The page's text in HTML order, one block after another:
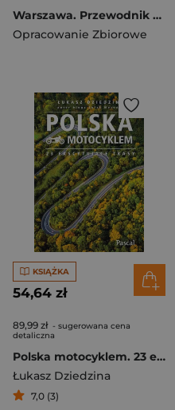
Warszawa. Przewodnik po symbolach, zabytkach i atrakcjach wer. rosyjska
Opracowanie Zbiorowe
KSIĄŻKA
54,64 zł
89,99 zł - sugerowana cena
detaliczna
Polska motocyklem. 23 ekscytujące trasy
Łukasz Dziedzina
7,0 (3)